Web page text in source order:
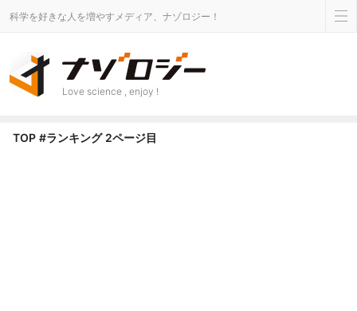
科学を好きな人を増やすメディア、ナゾロジー！
Love science , enjoy !
TOP #ランキング 2ページ目